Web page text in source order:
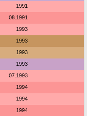
1991
08.1991
1993
1993
1993
1993
07.1993
1994
1994
1994